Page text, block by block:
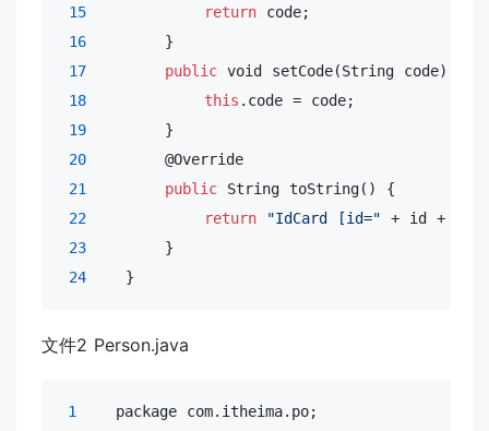
15
return code;
16
        }
17
public void
setCode(String code) {
18
this .code = code;
19
        }
20
        @Override
21
public String toString() {
22
return "IdCard [id=" + id +
23
        }
24
    }
文件2 Person.java
1
    package com.itheima.po;